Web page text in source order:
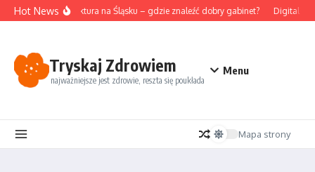
Przejdź do treści
Hot NewsAkupunktura na Śląsku – gdzie znaleźć dobry gabinet? Digital
Tryskaj Zdrowiem
najważniejsze jest zdrowie, reszta się poukłada
Menu
Mapa strony